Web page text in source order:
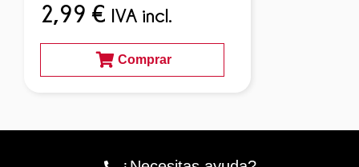
2,99€ IVA incl.
Comprar